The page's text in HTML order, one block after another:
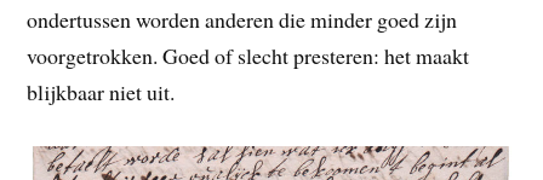
ondertussen worden anderen die minder goed zijn
voorgetrokken. Goed of slecht presteren: het maakt
blijkbaar niet uit.